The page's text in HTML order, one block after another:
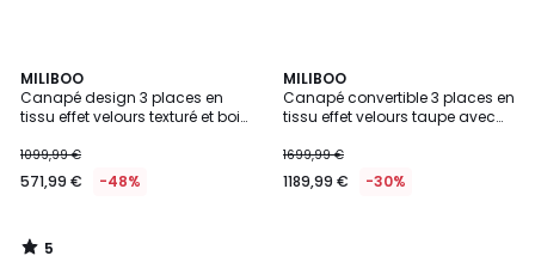
MILIBOO
Canapé design 3 places en
tissu effet velours texturé et bois
€
au
de
1099,99
1099,99 €
571,99 € -48%
5
/
5
5
/
MILIBOO
Canapé convertible 3 places en
tissu effet velours taupe avec
1699,99 €
1189,99 € -30%